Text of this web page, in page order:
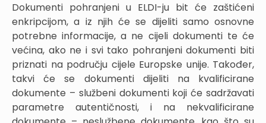
Dokumenti pohranjeni u ELDI-ju bit će zaštićeni
enkripcijom, a iz njih će se dijeliti samo osnovne
potrebne informacije, a ne cijeli dokumenti te će
većina, ako ne i svi tako pohranjeni dokumenti biti
priznati na području cijele Europske unije. Također,
takvi će se dokumenti dijeliti na kvalificirane
dokumente – službeni dokumenti koji će sadržavati
parametre autentičnosti, i na nekvalificirane